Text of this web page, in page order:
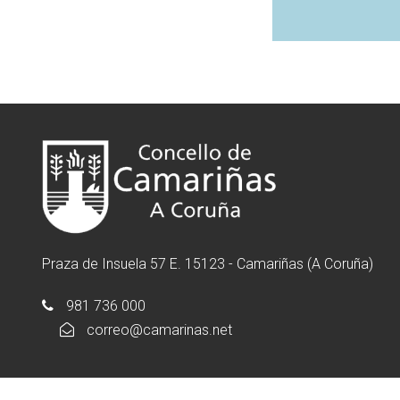
Praza de Insuela 57 E. 15123 - Camariñas (A Coruña)
981 736 000
correo@camarinas.net